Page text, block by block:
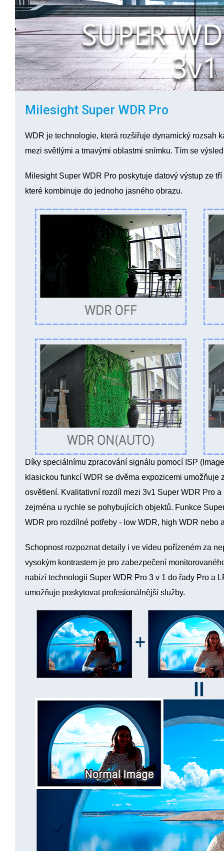
Milesight Super WDR Pro
WDR je technologie, která rozšiřuje dynamický rozsah
mezi světlými a tmavými oblastmi snímku. Tím se
Milesight Super WDR Pro poskytuje datový výstup ze
které kombinuje do jednoho jasného obrazu.
Díky speciálnímu zpracování signálu pomocí ISP
klasickou funkcí WDR se dvěma expozicemi umožňuje
osvětlení. Kvalitativní rozdíl mezi 3v1 Super WDR Pro
zejména u rychle se pohybujících objektů. Funkce
WDR pro rozdílné potřeby - low WDR, high WDR nebo
Schopnost rozpoznat detaily i ve videu pořízeném za
vysokým kontrastem je pro zabezpečení
nabízí technologii Super WDR Pro 3 v 1 do řady Pro a
umožňuje poskytovat profesionálnější služby.